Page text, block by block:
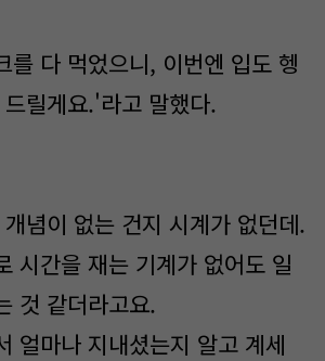
를 다 먹었으니, 이번엔 입도 헹
릴게요.'라고 말했다.
념이 없는 건지 시계가 없던데.
시간을 재는 기계가 없어도 일
것 같더라고요.
얼마나 지내셨는지 알고 계세